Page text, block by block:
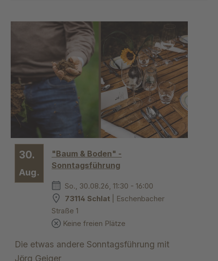
30.
Aug.
"Baum & Boden" -
Sonntagsführung
So., 30.08.26, 11:30 - 16:00
73114 Schlat | Eschenbacher
Straße 1
Keine freien Plätze
Die etwas andere Sonntagsführung mit
Jörg Geiger